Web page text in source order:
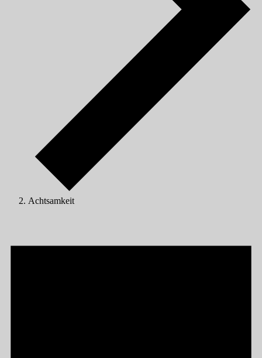
Achtsamkeit